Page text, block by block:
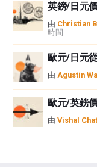
英鎊/日元
由 Christian
時間
歐元/日元
由 Agustin
歐元/英鎊
由 Vishal